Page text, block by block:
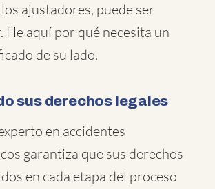
ajustadores, puede ser
He aquí por qué necesita un
de su lado.
sus derechos legales
en accidentes
garantiza que sus derechos
en cada etapa del proceso